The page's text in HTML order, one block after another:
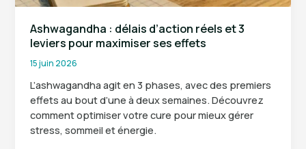
Ashwagandha : délais d’action réels et 3
leviers pour maximiser ses effets
15 juin 2026
L’ashwagandha agit en 3 phases, avec des premiers
effets au bout d’une à deux semaines. Découvrez
comment optimiser votre cure pour mieux gérer
stress, sommeil et énergie.